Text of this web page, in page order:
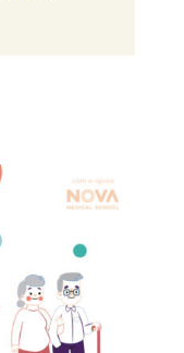
da
longo